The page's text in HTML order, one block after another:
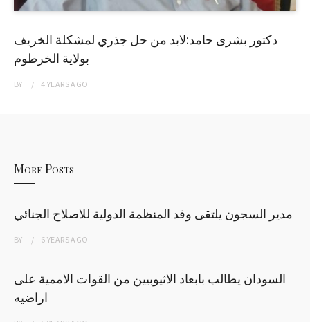
دكتور بشرى حامد:لابد من حل جذري لمشكلة الخريف
بولاية الخرطوم
BY 4 YEARSAGO
More Posts
مدير السجون يلتقى وفد المنظمة الدولية للاصلاح الجنائي
BY 6 YEARSAGO
السودان يطالب بابعاد الاثيوبيين من القوات الاممية على
اراضيه